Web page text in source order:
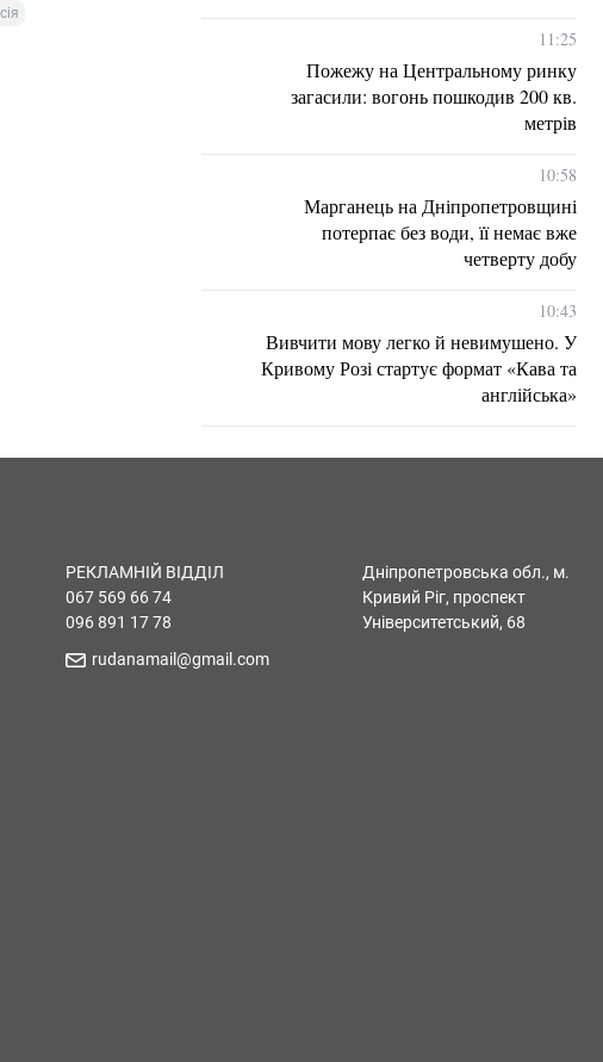
11:25
Пожежу на Центральному ринку
загасили: вогонь пошкодив 200 кв.
метрів
10:58
Марганець на Дніпропетровщині
потерпає без води, її немає вже
четверту добу
10:43
Вивчити мову легко й невимушено. У
Кривому Розі стартує формат «Кава та
англійська»
РЕКЛАМНІЙ ВІДДІЛ
067 569 66 74
096 891 17 78
rudanamail@gmail.com
Дніпропетровська обл., м.
Кривий Ріг, проспект
Університетський, 68